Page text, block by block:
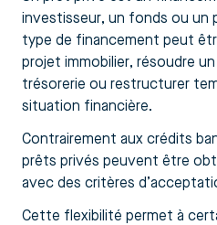
investisseur, un fonds ou un
type de financement peut
projet immobilier, résoudre
trésorerie ou restructurer
situation financière.
Contrairement aux crédits
prêts privés peuvent être
avec des critères
Cette flexibilité permet à